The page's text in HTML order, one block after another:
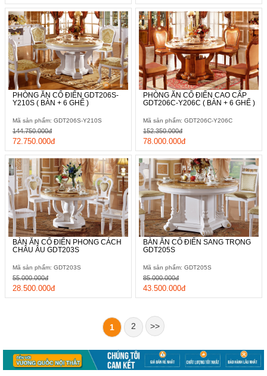
PHÒNG ĂN CỔ ĐIỂN GDT206S-
Y210S ( BÀN + 6 GHẾ )
Mã sản phẩm: GDT206S-Y210S
72.750.000đ
144.750.000đ
PHÒNG ĂN CỔ ĐIỂN CAO CẤP
GDT206C-Y206C ( BÀN + 6 GHẾ )
Mã sản phẩm: GDT206C-Y206C
78.000.000đ
152.350.000đ
BÀN ĂN CỔ ĐIỂN PHONG CÁCH
CHÂU ÂU GDT203S
Mã sản phẩm: GDT203S
28.500.000đ
55.000.000đ
BÀN ĂN CỔ ĐIỂN SANG TRỌNG
GDT205S
Mã sản phẩm: GDT205S
43.500.000đ
85.000.000đ
1 2 >>